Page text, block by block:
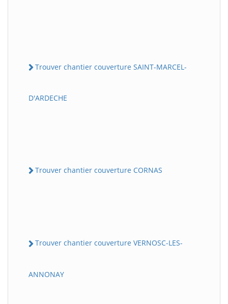
Trouver chantier couverture SAINT-MARCEL-
D'ARDECHE
Trouver chantier couverture CORNAS
Trouver chantier couverture VERNOSC-LES-
ANNONAY